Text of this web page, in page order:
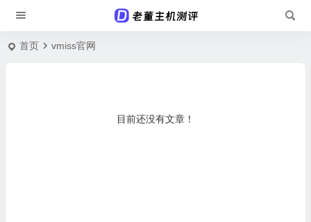
首页 vmiss官网
目前还没有文章！